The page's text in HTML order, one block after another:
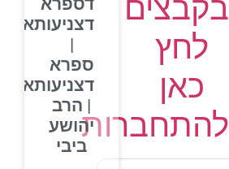
בקבצים
לחץ
כאן
להתחברות
דספרא
דצניעותא
ספרא
דצניעותא
| הרב
יהושע
ביבי